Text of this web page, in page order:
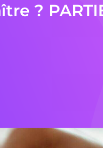
?